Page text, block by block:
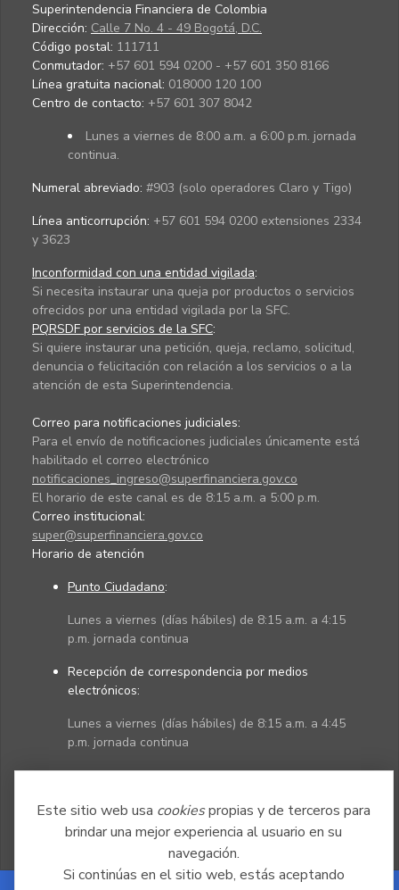
Este sitio web usa cookiespropias y de terceros para
brindar una mejor experiencia al usuario en su
navegación.
Si continúas en el sitio web, estás aceptando
Superintendencia Financiera de Colombia
Dirección: Calle 7 No. 4 - 49 Bogotá, D.C.
Código postal: 111711
Conmutador: +57 601 594 0200 - +57 601 350 8166
Línea gratuita nacional: 018000 120 100
Centro de contacto: +57 601 307 8042
Lunes a viernes de 8:00 a.m. a 6:00 p.m. jornada
continua.
Numeral abreviado: #903 (solo operadores Claro y Tigo)
Línea anticorrupción: +57 601 594 0200 extensiones 2334
y 3623
Inconformidad con una entidad vigilada:
Si necesita instaurar una queja por productos o servicios
ofrecidos por una entidad vigilada por la SFC.
PQRSDF por servicios de la SFC:
Si quiere instaurar una petición, queja, reclamo, solicitud,
denuncia o felicitación con relación a los servicios o a la
atención de esta Superintendencia.
Correo para notificaciones judiciales:
Para el envío de notificaciones judiciales únicamente está
habilitado el correo electrónico
notificaciones_ingreso@superfinanciera.gov.co
El horario de este canal es de 8:15 a.m. a 5:00 p.m.
Correo institucional:
super@superfinanciera.gov.co
Horario de atención
Punto Ciudadano:
Lunes a viernes (días hábiles) de 8:15 a.m. a 4:15
p.m. jornada continua
Recepción de correspondencia por medios
electrónicos:
Lunes a viernes (días hábiles) de 8:15 a.m. a 4:45
p.m. jornada continua